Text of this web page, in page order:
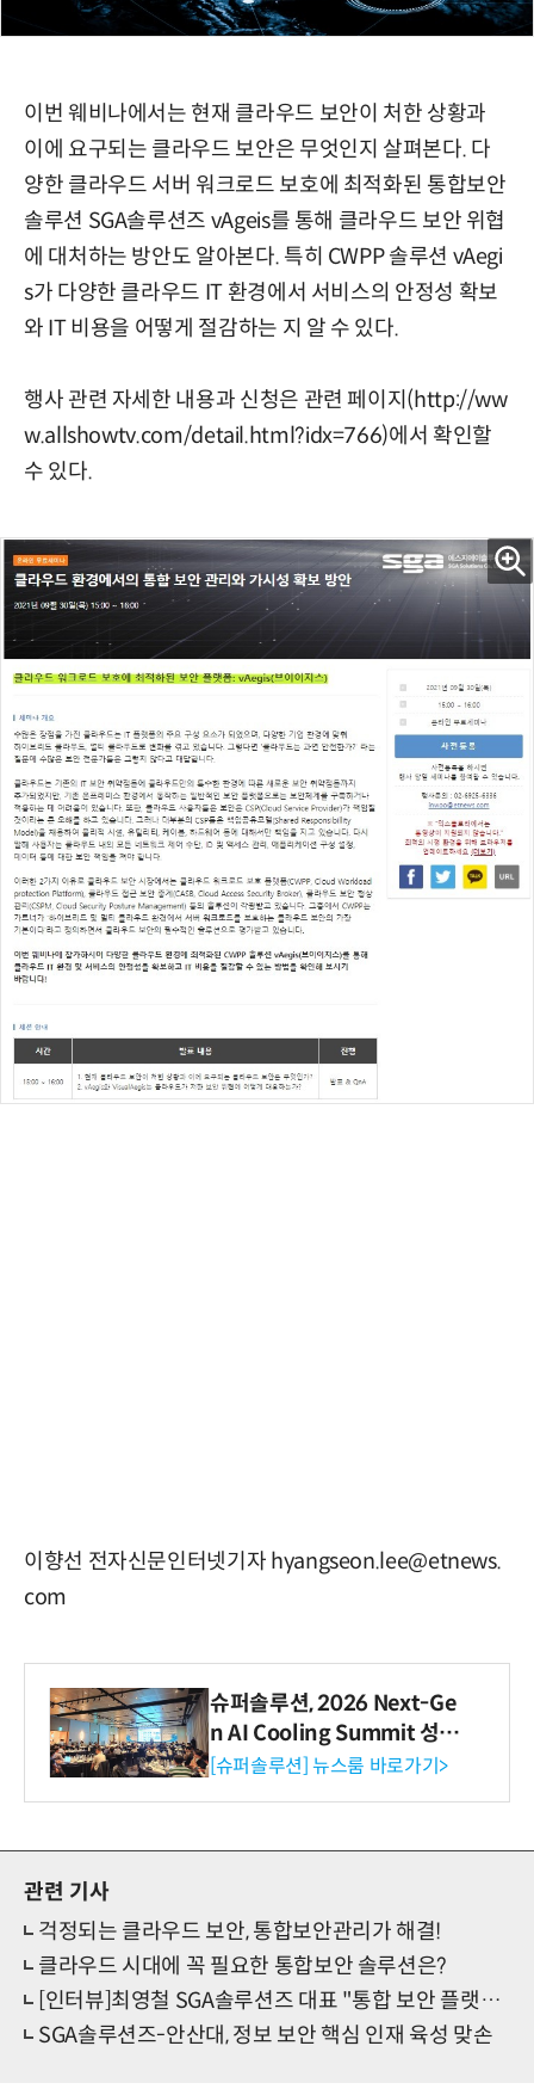
이번 웨비나에서는 현재 클라우드 보안이 처한 상황과
이에 요구되는 클라우드 보안은 무엇인지 살펴본다. 다
양한 클라우드 서버 워크로드 보호에 최적화된 통합보안
솔루션 SGA솔루션즈 vAgeis를 통해 클라우드 보안 위협
에 대처하는 방안도 알아본다. 특히 CWPP 솔루션 vAegi
s가 다양한 클라우드 IT 환경에서 서비스의 안정성 확보
와 IT 비용을 어떻게 절감하는 지 알 수 있다.
행사 관련 자세한 내용과 신청은 관련 페이지(http://ww
w.allshowtv.com/detail.html?idx=766)에서 확인할
수 있다.
이향선 전자신문인터넷기자 hyangseon.lee@etnews.
com
슈퍼솔루션, 2026 Next-Ge
n AI Cooling Summit 성황
리 성료
[슈퍼솔루션] 뉴스룸 바로가기>
관련 기사
걱정되는 클라우드 보안, 통합보안관리가 해결!
클라우드 시대에 꼭 필요한 통합보안 솔루션은?
[인터뷰]최영철 SGA솔루션즈 대표 "통합 보안 플랫폼 강자 목표"
SGA솔루션즈-안산대, 정보 보안 핵심 인재 육성 맞손